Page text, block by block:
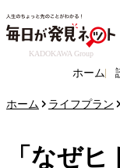
KADOKAWA Group
ホーム
ホーム ライフプラン
「なぜ